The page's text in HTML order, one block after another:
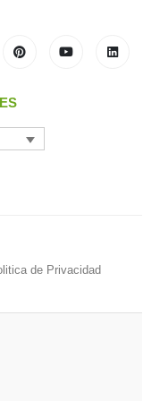
de Privacidad